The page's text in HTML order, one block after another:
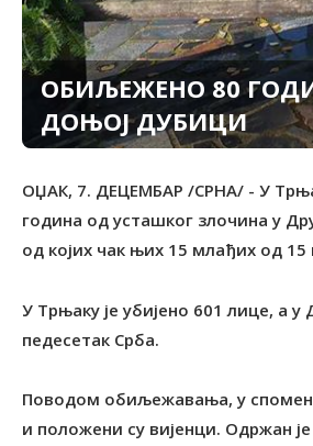
ОБИЉЕЖЕНО 80
ДОЊОЈ ДУБИЦИ
ОЏАК, 7. ДЕЦЕМБАР /СРНА/ - У
година од усташког злочина у
од којих чак њих 15 млађих од
У Tрњаку је убијено 601 лице, а
педесетак Срба.
Поводом обиљежавања, у спомен-
и положени су вијенци. Одржан